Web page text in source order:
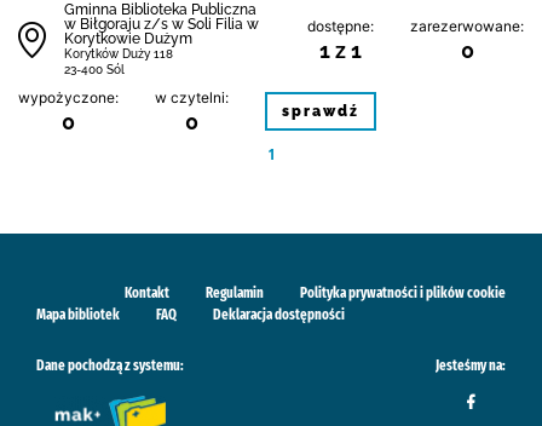
Gminna Biblioteka Publiczna
w Biłgoraju z/s w Soli Filia w
Korytkowie Dużym
Korytków Duży 118
23-400 Sól
dostępne:
1 z 1
zarezerwowane:
0
wypożyczone:
0
w czytelni:
0 sprawdź
1
Kontakt Regulamin
Polityka prywatności i plików cookie
Mapa bibliotek
FAQ Deklaracja dostępności
Dane pochodzą z systemu: Jesteśmy na: